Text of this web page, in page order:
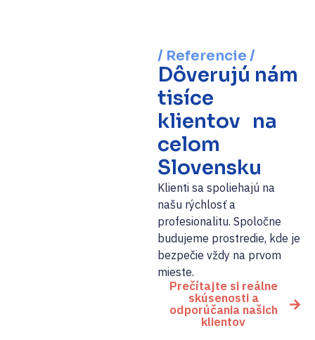
/ Referencie /
Dôverujú nám
tisíce
klientov na
celom
Slovensku
Klienti sa spoliehajú na
našu rýchlosť a
profesionalitu. Spoločne
budujeme prostredie, kde je
bezpečie vždy na prvom
mieste.
Prečítajte si reálne
skúsenosti a
odporúčania našich
klientov